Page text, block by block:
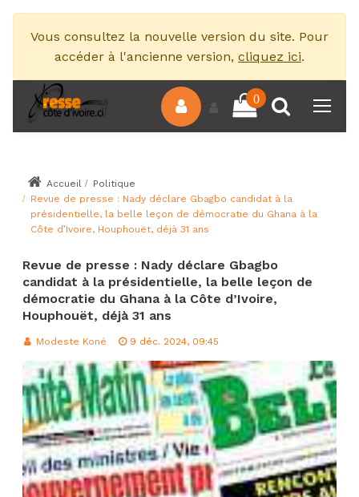
Vous consultez la nouvelle version du site. Pour
accéder à l'ancienne version, cliquez ici.
0
Accueil
Politique
Revue de presse : Nady déclare Gbagbo candidat à la
présidentielle, la belle leçon de démocratie du Ghana à la
Côte d’Ivoire, Houphouët, déjà 31 ans
Revue de presse : Nady déclare Gbagbo
candidat à la présidentielle, la belle leçon de
démocratie du Ghana à la Côte d’Ivoire,
Houphouët, déjà 31 ans
Modeste Koné 9 déc. 2024, 09:45